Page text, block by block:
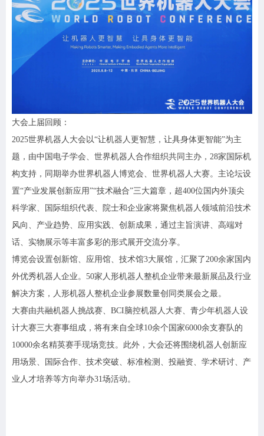
大会上届回顾 ：
2025世界机器人大会以“让机器人更智慧，让具身体更智能”为主
题，由中国电子学会、世界机器人合作组织共同主办，28家国际机
构支持，同期举办世界机器人博览会、世界机器人大赛。主论坛设
置“产业发展创新应用”“技术融合”三大篇章，超400位国内外顶尖
科学家、国际组织代表、院士和企业家将聚焦机器人领域前沿技术
风向、产业趋势、应用实践、创新成果，通过主旨演讲、高端对
话、实物展示等丰富多彩的形式展开交流分享。
博览会设置创新馆、应用馆、技术馆3大展馆，汇聚了200余家国内
外优秀机器人企业。50家人形机器人整机企业带来最新展品及行业
解决方案，人形机器人整机企业参展数量创同类展会之最。
大赛由共融机器人挑战赛、 BCI脑控机器人大赛、青少年机器人设
计大赛三大赛事组成，将有来自全球10余个国家6000余支赛队的
10000余名精英赛手现场竞技。此外，大会还将围绕机器人创新应
用场景、国际合作、技术突破、标准检测、投融资、学术研讨、产
业人才培养等方向举办31场活动。